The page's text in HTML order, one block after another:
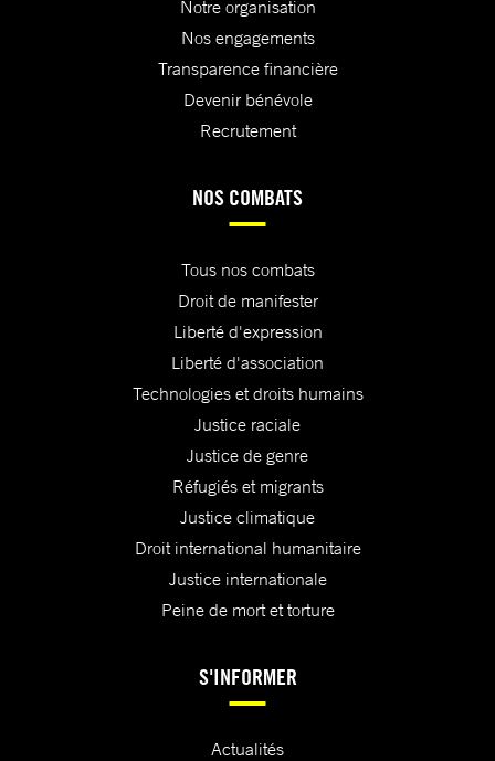
Notre organisation
Nos engagements
Transparence financière
Devenir bénévole
Recrutement
NOS COMBATS
Tous nos combats
Droit de manifester
Liberté d'expression
Liberté d'association
Technologies et droits humains
Justice raciale
Justice de genre
Réfugiés et migrants
Justice climatique
Droit international humanitaire
Justice internationale
Peine de mort et torture
S'INFORMER
Actualités